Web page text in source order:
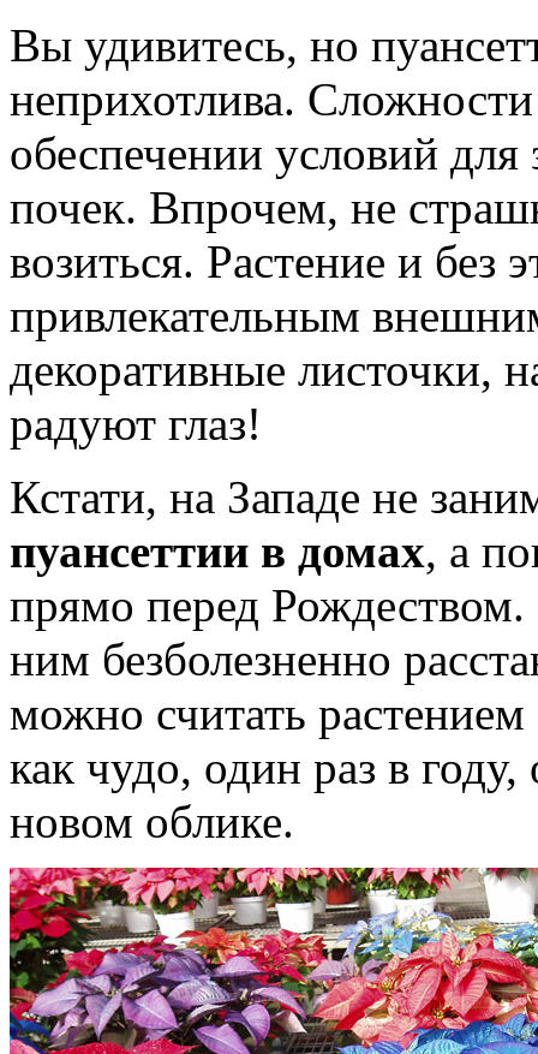
Вы удивитесь, но
неприхотлива.
обеспечении условий
почек. Впрочем, не
возиться. Растение и без
привлекательным
декоративные листочки,
радуют глаз!
Кстати, на Западе не
пуансеттии в домах, а
прямо перед
ним безболезненно
можно считать
как чудо, один раз в
новом облике.